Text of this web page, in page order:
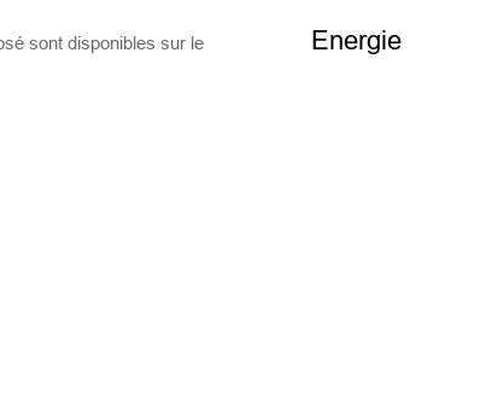
sont disponibles sur le
Energie